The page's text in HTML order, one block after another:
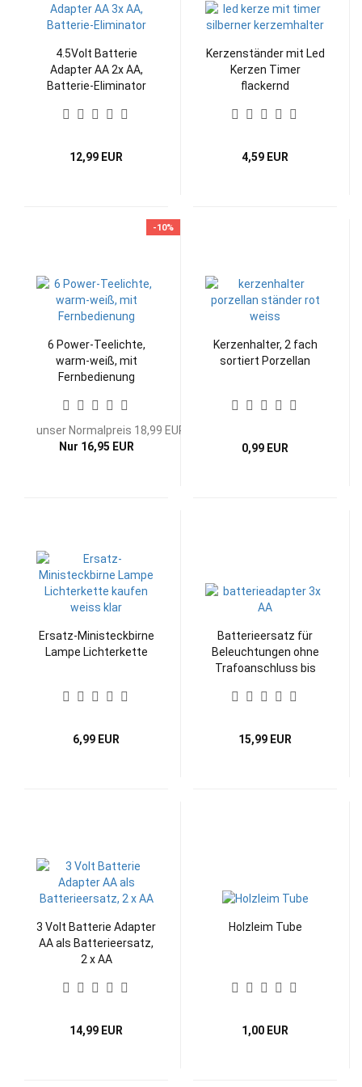
4.5Volt Batterie
Adapter AA 2x AA,
Batterie-Eliminator
12,99 EUR
Kerzenständer mit Led
Kerzen Timer
flackernd
4,59 EUR
-10%
6 Power-Teelichte,
warm-weiß, mit
Fernbedienung
unser Normalpreis 18,99 EUR
Nur 16,95 EUR
Kerzenhalter, 2 fach
sortiert Porzellan
0,99 EUR
Ersatz-Ministeckbirne
Lampe Lichterkette
6,99 EUR
Batterieersatz für
Beleuchtungen ohne
Trafoanschluss bis
15,99 EUR
3 Volt Batterie Adapter
AA als Batterieersatz,
2 x AA
14,99 EUR
Holzleim Tube
1,00 EUR